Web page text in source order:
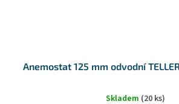
Anemostat 125 mm odvodní
Skladem (20 ks)